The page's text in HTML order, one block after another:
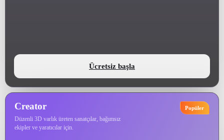
Abstract Anime
Fantasy Flat
Industrial
Minimalist
Ücretsiz başla
Creator
Düzenli 3D varlık üreten sanatçılar, bağımsız
ekipler ve yaratıcılar için.
Popüler